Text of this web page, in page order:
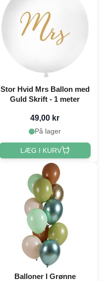
Stor Hvid Mrs Ballon med
Guld Skrift - 1 meter
49,00 kr
På lager
LÆG I KURV
Balloner I Grønne